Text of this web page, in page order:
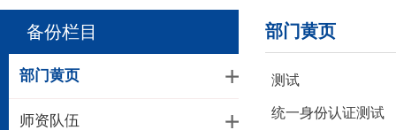
备份栏目
部门黄页
师资队伍
部门黄页
测试
统一身份认证测试